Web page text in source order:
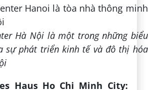
Hà Nội là một trong những biểu
sự phát triển kinh tế và đô thị hóa
Haus Ho Chi Minh City: